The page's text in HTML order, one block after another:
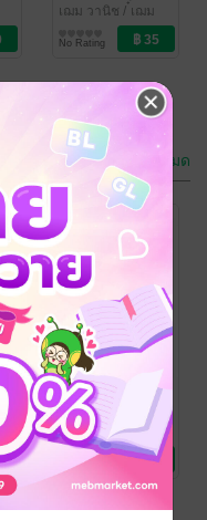
เฌม วานิช / ๋๋๋เฌม
วานิช / Jame's
Books
No Rating
ดูทั้งหมด
เก้าอี้เป็นของ
เธอ แต่เวลาเป็น
ของฉัน (หนังสือ
เสียง)
HAZEM / ๋๋๋เฌม
วานิช / Jame's
Books
ความรู้ทั่วไป
No Rating